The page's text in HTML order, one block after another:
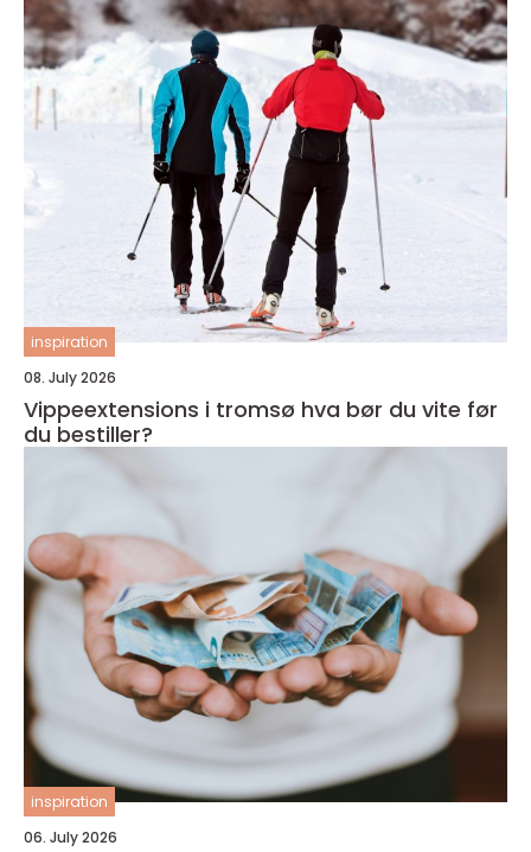
inspiration
08. July 2026
Vippeextensions i tromsø hva bør du vite før
du bestiller?
inspiration
06. July 2026